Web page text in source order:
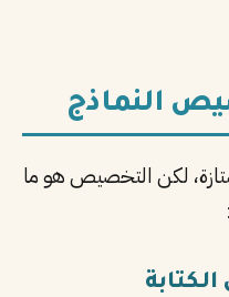
النماذج
لكن التخصيص هو ما